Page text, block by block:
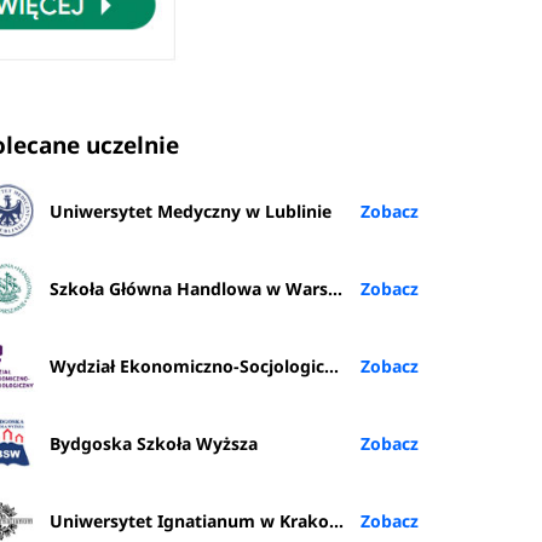
uczelnie
Uniwersytet Medyczny w Lublinie
Szkoła Główna Handlowa w Warszawie
Wydział Ekonomiczno-Socjologiczny UŁ
Bydgoska Szkoła Wyższa
Uniwersytet Ignatianum w Krakowie